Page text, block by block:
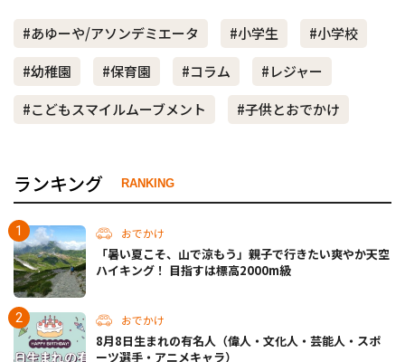
#あゆーや/アソンデミエータ #小学生
#小学校
#幼稚園
#保育園 #コラム
#レジャー
#こどもスマイルムーブメント
#子供とおでかけ
ランキング RANKING
おでかけ
「暑い夏こそ、山で涼もう」親子で行きたい爽やか天空
ハイキング！ 目指すは標高2000m級
おでかけ
8月8日生まれの有名人（偉人・文化人・芸能人・スポ
ーツ選手・アニメキャラ）